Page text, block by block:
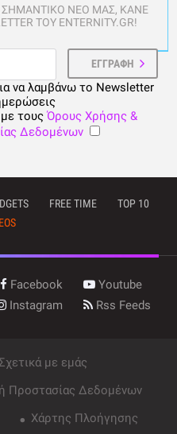
ΝΕΟ ΜΑΣ, ΚΑΝΕ
ΤΟΥ ENTERNITY.GR!
να λαμβάνω το Newsletter
τους Όρους Χρήσης &
Δεδομένων
FREE TIME
TOP 10
Facebook
Youtube
Instagram Rss Feeds
Σχετικά με εμάς
Προστασίας Δεδομένων
Χάρτης Πλοήγησης